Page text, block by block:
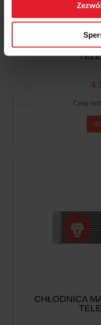
CHŁODNICA
4
Cena
CHŁODNICA